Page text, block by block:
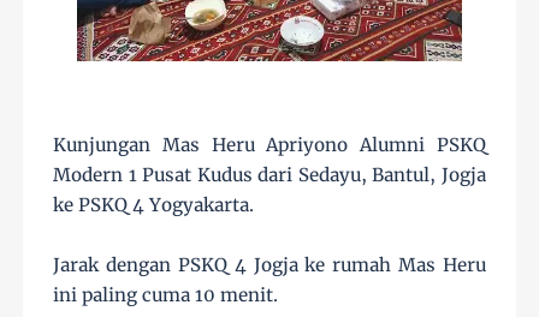
Kunjungan Mas Heru Apriyono Alumni PSKQ
Modern 1 Pusat Kudus dari Sedayu, Bantul, Jogja
ke PSKQ 4 Yogyakarta.
Jarak dengan PSKQ 4 Jogja ke rumah Mas Heru
inipaling cuma 10 menit.